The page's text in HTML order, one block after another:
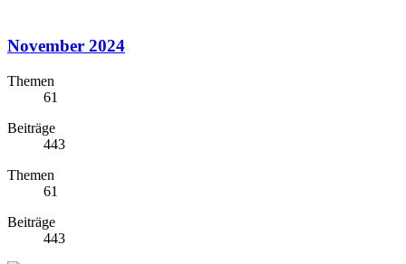
November 2024
Themen
61
Beiträge
443
Themen
61
Beiträge
443